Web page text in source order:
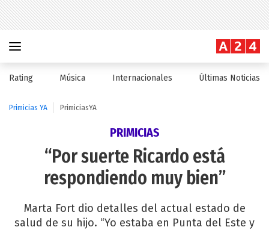
Rating Música Internacionales Últimas Noticias
Primicias YA PrimiciasYA
PRIMICIAS
“Por suerte Ricardo está
respondiendo muy bien”
Marta Fort dio detalles del actual estado de
salud de su hijo. “Yo estaba en Punta del Este y